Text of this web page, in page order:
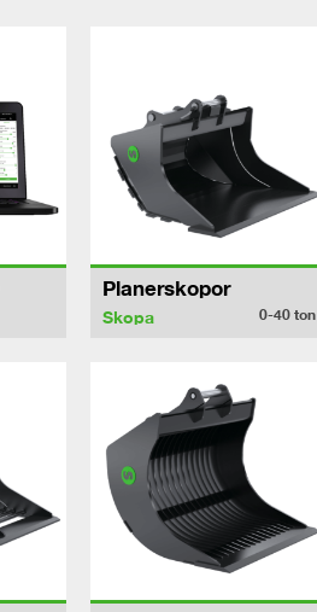
Planerskopor
Skopa 0-40ton